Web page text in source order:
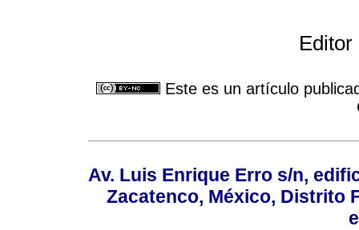
Este es un artículo
Av. Luis Enrique Erro s/n,
Zacatenco, México, Distrito